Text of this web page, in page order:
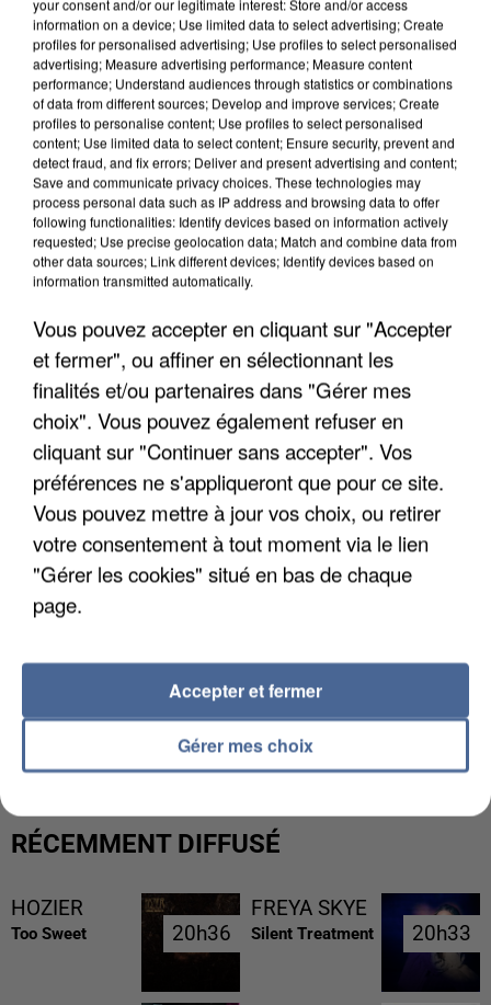
APRÈS TOUTES CES CANICULES, LES REFUGES
L’UN DES FONDATEURS SUPPOSÉS DE LA DZ
MAFIA INTERPELLÉ EN ALGÉRIE
RÉCEMMENT DIFFUSÉ
HOZIER
Too Sweet 20h36
20h36
FREYA SKYE
Silent Treatment 20h33
20h33
information on a device; Use limited data to select advertising; Create
profiles for personalised advertising; Use profiles to select personalised
advertising; Measure advertising performance; Measure content
performance; Understand audiences through statistics or combinations
of data from different sources; Develop and improve services; Create
profiles to personalise content; Use profiles to select personalised
content; Use limited data to select content; Ensure security, prevent and
detect fraud, and fix errors; Deliver and present advertising and content;
Save and communicate privacy choices. These technologies may
process personal data such as IP address and browsing data to offer
following functionalities: Identify devices based on information actively
requested; Use precise geolocation data; Match and combine data from
other data sources; Link different devices; Identify devices based on
information transmitted automatically.
Vous pouvez accepter en cliquant sur "Accepter
et fermer", ou affiner en sélectionnant les
finalités et/ou partenaires dans "Gérer mes
choix". Vous pouvez également refuser en
cliquant sur "Continuer sans accepter". Vos
préférences ne s'appliqueront que pour ce site.
Vous pouvez mettre à jour vos choix, ou retirer
votre consentement à tout moment via le lien
"Gérer les cookies" situé en bas de chaque
page.
Gérer mes choix
Accepter et fermer